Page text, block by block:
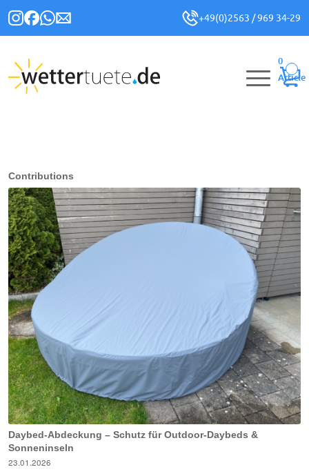
+49(0)2563 / 969 34-29
0
Article
Contributions
Daybed-Abdeckung – Schutz für Outdoor-Daybeds &
Sonneninseln
23.01.2026